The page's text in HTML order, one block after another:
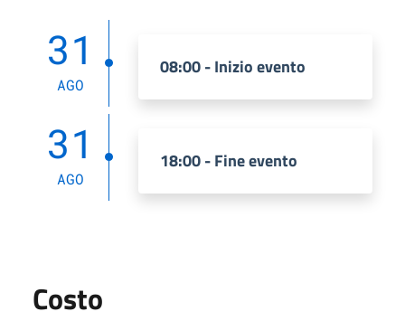
31
AGO
08:00 - Inizio evento
31
AGO
18:00 - Fine evento
Costo